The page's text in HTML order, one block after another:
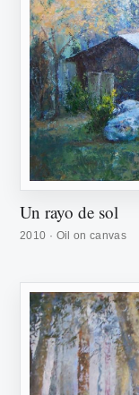
Un rayo de sol
2010 · Oil on canvas